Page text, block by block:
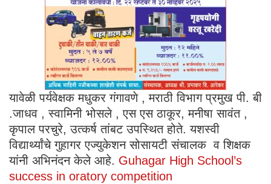
यावेळी पर्यवेक्षक मधुकर गंगावणे , मराठी विभाग प्रमुख पी. बी
.जाधव , स्वामिनी भोसले , एस एस ठाकूर, मनीषा सावंत ,
कृपाल परचुरे, उत्कर्ष तांबट उपस्थित होते. यशस्वी
विद्यार्थ्यांचे गुहागर एज्युकेशन सोसायटी संचालक व शिक्षक
यांनी अभिनंदन केले आहे. Guhagar High School’s
success in oratory competition